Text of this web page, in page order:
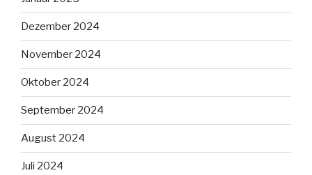
Dezember 2024
November 2024
Oktober 2024
September 2024
August 2024
Juli 2024